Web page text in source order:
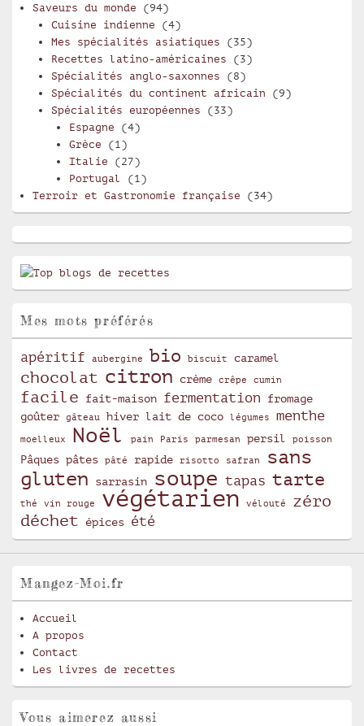
Saveurs du monde (94)
Cuisine indienne (4)
Mes spécialités asiatiques (35)
Recettes latino-américaines (3)
Spécialités anglo-saxonnes (8)
Spécialités du continent africain (9)
Spécialités européennes (33)
Espagne (4)
Grèce (1)
Italie (27)
Portugal
(1)
Terroir et Gastronomie française (34)
Mes mots préférés
apéritif aubergine bio biscuit caramel
chocolat citron crème crêpe cumin
facile fait-maison fermentation
fromage
goûter
gâteau hiver lait de coco légumes menthe
moelleux Noël pain Paris parmesan persil poisson
Pâques pâtes pâté rapide risotto safran
sans
gluten
sarrasin soupe tapas tarte
thé vin rouge végétarien vélouté
zéro
déchet
épices été
Mangez-Moi.fr
Accueil
A propos
Contact
Les livres de recettes
Vous aimerez aussi